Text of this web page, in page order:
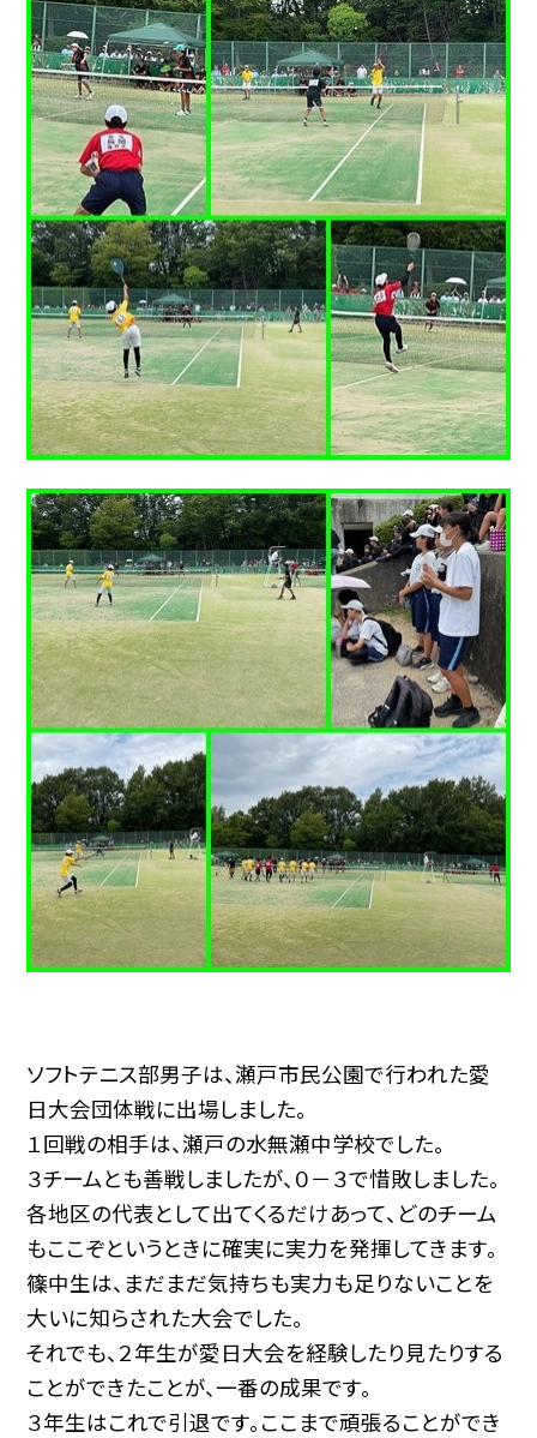
ソフトテニス部男子は、瀬戸市民公園で行われた愛
日大会団体戦に出場しました。
１回戦の相手は、瀬戸の水無瀬中学校でした。
３チームとも善戦しましたが、０－３で惜敗しました。
各地区の代表として出てくるだけあって、どのチーム
もここぞというときに確実に実力を発揮してきます。
篠中生は、まだまだ気持ちも実力も足りないことを
大いに知らされた大会でした。
それでも、２年生が愛日大会を経験したり見たりする
ことができたことが、一番の成果です。
３年生はこれで引退です。ここまで頑張ることができ